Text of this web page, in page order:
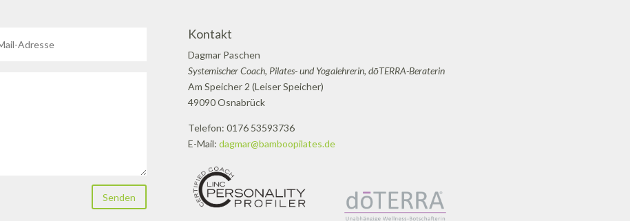
Senden
Kontakt
Dagmar Paschen
Systemischer Coach, Pilates- und Yogalehrerin, dōTERRA-Beraterin
Am Speicher 2 (Leiser Speicher)
49090 Osnabrück
Telefon: 0176 53593736
E-Mail: dagmar@bamboopilates.de